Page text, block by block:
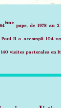
ème
pape, de 1978 au
Paul II a accompli 104
visites pastorales en